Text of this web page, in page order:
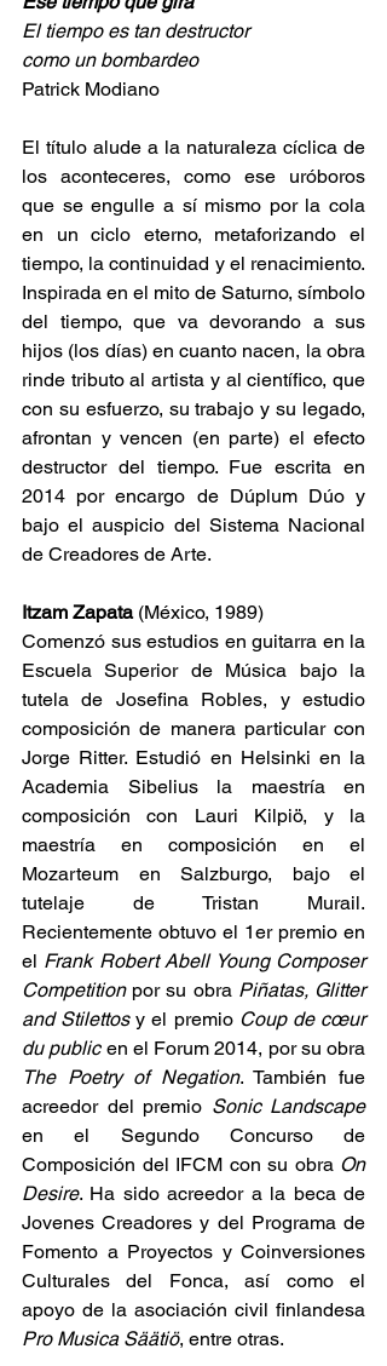
El tiempo es tan destructor
como un bombardeo
Patrick Modiano
El título alude a la naturaleza cíclica de
los aconteceres, como ese uróboros
que se engulle a sí mismo por la cola
en un ciclo eterno, metaforizando el
tiempo, la continuidad y el renacimiento.
Inspirada en el mito de Saturno, símbolo
del tiempo, que va devorando a sus
hijos (los días) en cuanto nacen, la obra
rinde tributo al artista y al científico, que
con su esfuerzo, su trabajo y su legado,
afrontan y vencen (en parte) el efecto
destructor del tiempo. Fue escrita en
2014 por encargo de Dúplum Dúo y
bajo el auspicio del Sistema Nacional
de Creadores de Arte.
Itzam Zapata (México, 1989)
Comenzó sus estudios en guitarra en la
Escuela Superior de Música bajo la
tutela de Josefina Robles, y estudio
composición de manera particular con
Jorge Ritter. Estudió en Helsinki en la
Academia Sibelius la maestría en
composición con Lauri Kilpiö, y la
maestría en composición en el
Mozarteum en Salzburgo, bajo el
tutelaje de Tristan Murail.
Recientemente obtuvo el 1er premio en
el Frank Robert Abell Young Composer
Competition por su obra Piñatas, Glitter
and Stilettos y el premio Coup de cœur
du public
The Poetry of Negation. También fue
acreedor del premio Sonic Landscape
en el Segundo Concurso de
Composición del IFCM con su obra On
Desire. Ha sido acreedor a la beca de
Jovenes Creadores y del Programa de
Fomento a Proyectos y Coinversiones
Culturales del Fonca, así como el
Pro Musica Säätiö, entre otras.